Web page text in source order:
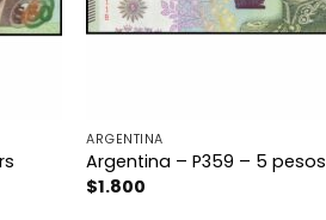
ARGENTINA
Argentina – P359 – 5 pesos
$1.800